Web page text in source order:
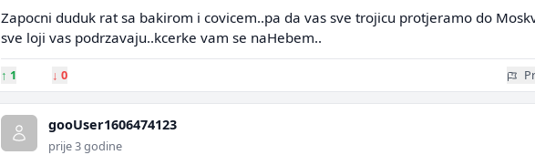
Zapocni duduk rat sa bakirom i covicem..pa da vas sve trojicu protjeramo do
sve loji vas podrzavaju..kcerke vam se naHebem..
↑ 1 ↓ 0
gooUser1606474123
prije 3 godine